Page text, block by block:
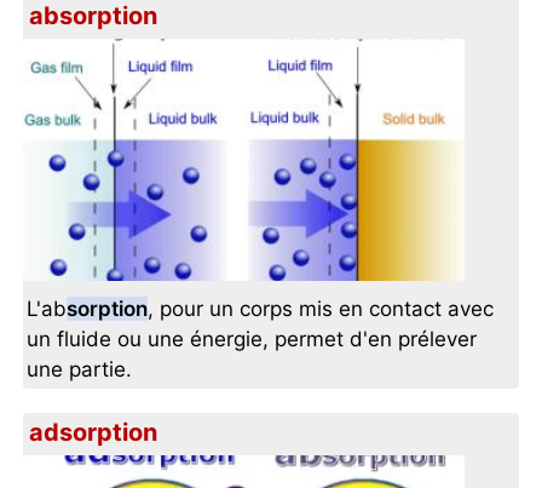
absorption
L'absorption, pour un corps mis en contact avec
un fluide ou une énergie, permet d'en prélever
une partie.
adsorption